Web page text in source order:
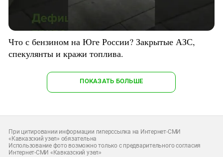
Что с бензином на Юге России? Закрытые АЗС,
спекулянты и кражи топлива.
ПОКАЗАТЬ БОЛЬШЕ
При цитировании информации гиперссылка на Интернет-СМИ
«Кавказский узел» обязательна
Использование фото возможно только с предварительного согласия
Интернет-СМИ «Кавказский узел»